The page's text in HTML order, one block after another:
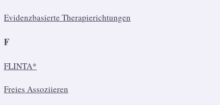
Evidenzbasierte Therapierichtungen
F
FLINTA*
Freies Assoziieren